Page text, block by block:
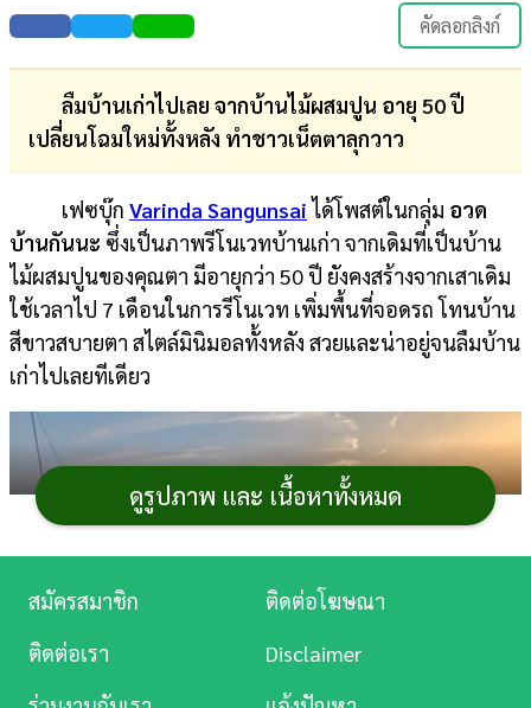
คัดลอกลิงก์
ลืมบ้านเก่าไปเลย จากบ้านไม้ผสมปูน อายุ 50 ปี
เปลี่ยนโฉมใหม่ทั้งหลัง ทำชาวเน็ตตาลุกวาว
เฟซบุ๊ก Varinda Sangunsai ได้โพสต์ในกลุ่ม อวด
บ้านกันนะ ซึ่งเป็นภาพรีโนเวทบ้านเก่า จากเดิมที่เป็นบ้าน
ไม้ผสมปูนของคุณตา มีอายุกว่า 50 ปี ยังคงสร้างจากเสาเดิม
ใช้เวลาไป 7 เดือนในการรีโนเวท เพิ่มพื้นที่จอดรถ โทนบ้าน
สีขาวสบายตา สไตล์มินิมอลทั้งหลัง สวยและน่าอยู่จนลืมบ้าน
เก่าไปเลยทีเดียว
ดูรูปภาพ และ เนื้อหาทั้งหมด
ตรวจ
หวย
ผล
บอล
การ
เงิน
การ
ศึกษา
บันเทิง
ดู
หนัง
สมัครสมาชิก
ติดต่อโฆษณา
ติดต่อเรา
Disclaimer